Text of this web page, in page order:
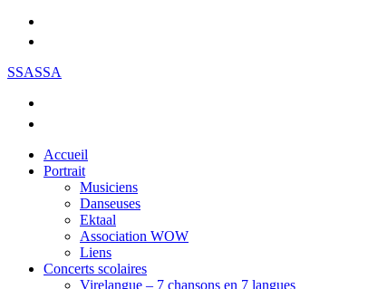
SSASSA
Accueil
Portrait
Musiciens
Danseuses
Ektaal
Association WOW
Liens
Concerts scolaires
Virelangue – 7 chansons en 7 langues